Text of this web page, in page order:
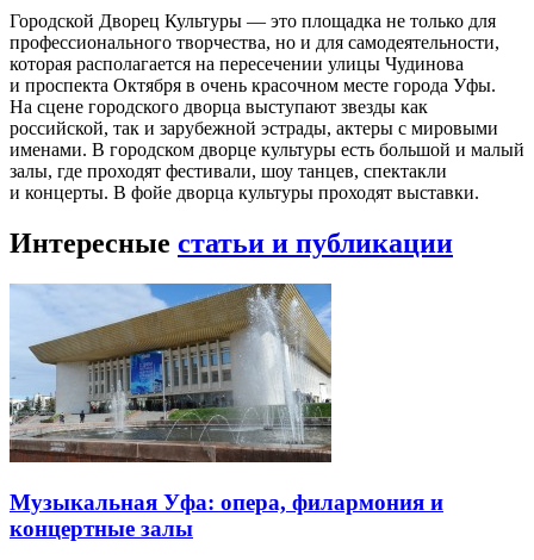
Городской Дворец Культуры — это площадка не только для
профессионального творчества, но и для самодеятельности,
которая располагается на пересечении улицы Чудинова
и проспекта Октября в очень красочном месте города Уфы.
На сцене городского дворца выступают звезды как
российской, так и зарубежной эстрады, актеры с мировыми
именами. В городском дворце культуры есть большой и малый
залы, где проходят фестивали, шоу танцев, спектакли
и концерты. В фойе дворца культуры проходят выставки.
Интересные статьи и публикации
Музыкальная Уфа: опера, филармония и
концертные залы